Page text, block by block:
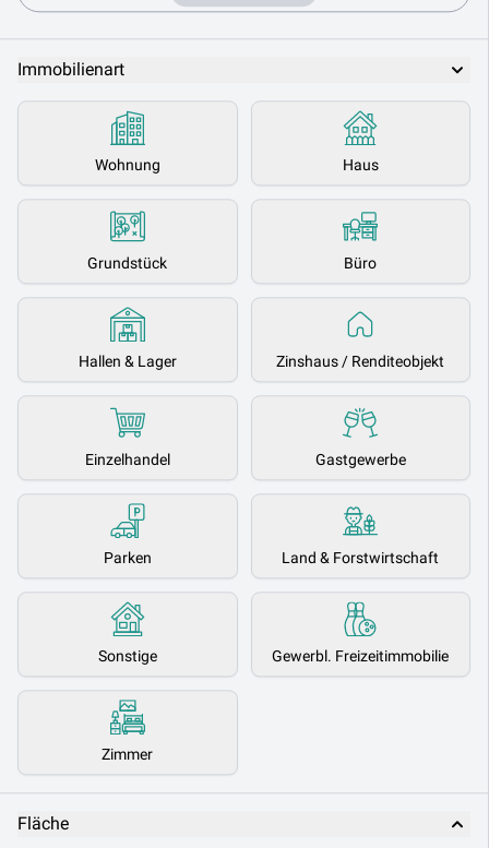
Immobilienart
Wohnung Haus
Grundstück Büro
Hallen & Lager Zinshaus / Renditeobjekt
Einzelhandel Gastgewerbe
Parken Land & Forstwirtschaft
Sonstige Gewerbl. Freizeitimmobilie
Zimmer
Fläche